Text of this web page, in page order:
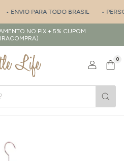
• ENVIO PARA TODO BRASIL •
NO PIX + 5% CUPOM
0